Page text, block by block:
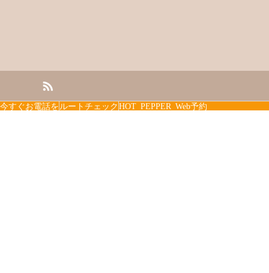
今すぐお電話を ルートチェック HOT PEPPER Web予約